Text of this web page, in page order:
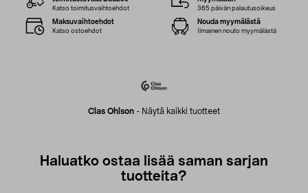
Clas Ohlson - Näytä kaikki tuotteet
Katso toimitusvaihtoehdot 365 päivän palautusoikeus
Maksuvaihtoehdot
Katso ostoehdot
Nouda myymälästä
Ilmainen nouto myymälästä
Haluatko ostaa lisää saman sarjan
tuotteita?